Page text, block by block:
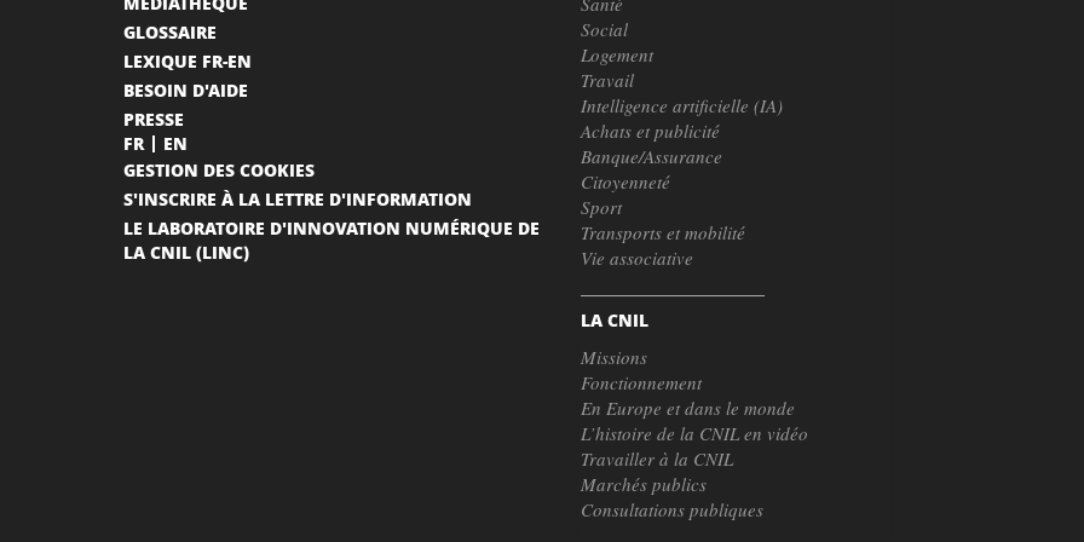
Social
Logement
Travail
Intelligence artificielle (IA)
Achats et publicité
Banque/Assurance
Citoyenneté
Sport
Transports et mobilité
Vie associative
LA CNIL
Missions
Fonctionnement
En Europe et dans le monde
L’histoire de la CNIL en vidéo
Travailler à la CNIL
Marchés publics
Consultations publiques
GLOSSAIRE
LEXIQUE FR-EN
BESOIN D'AIDE
PRESSE
FR
EN
GESTION DES COOKIES
S'INSCRIRE À LA LETTRE D'INFORMATION
LE LABORATOIRE D'INNOVATION NUMÉRIQUE DE
LA CNIL (LINC)